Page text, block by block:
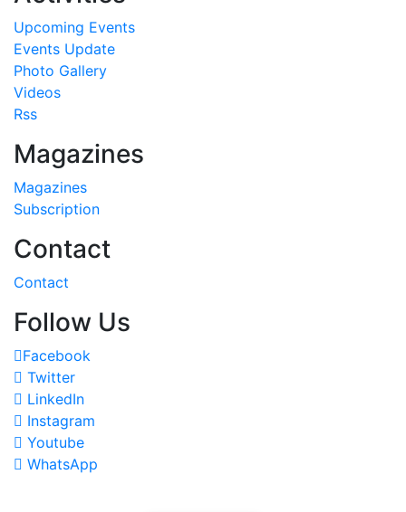
Upcoming Events
Events Update
Photo Gallery
Videos
Rss
Magazines
Magazines
Subscription
Contact
Contact
Follow Us
Facebook
Twitter
LinkedIn
Instagram
Youtube
WhatsApp